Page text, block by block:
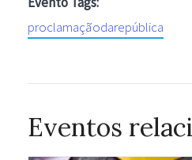
proclamaçãodarepública
Eventos